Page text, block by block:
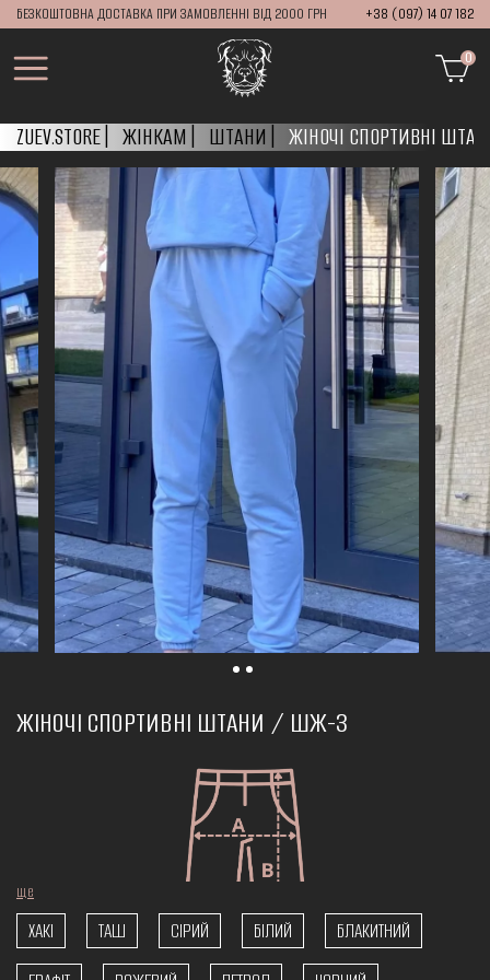
БЕЗКОШТОВНА ДОСТАВКА ПРИ ЗАМОВЛЕННІ ВІД 2000 ГРН +38 (097) 14 07 182
0
ZUEV.STORE ЖІНКАМ ШТАНИ ЖІНОЧІ СПОРТИВНІ
ЖІНОЧІ СПОРТИВНІ ШТАНИ / ШЖ-3
ще
ХАКІ ТАШ СІРИЙ БІЛИЙ
БЛАКИТНИЙ